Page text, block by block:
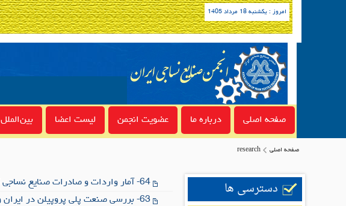
امروز : یکشنبه 18 مرداد 1405
صفحه اصلی درباره ما عضویت انجمن لیست اعضا بین‌الملل
صفحه اصلی research
دسترسی ها 64- آمار واردات و صادرات صنایع نساجی کشور در شش ماهه نخست سال 1402
63- بررسی صنعت پلی پروپیلن در ایران و جهان